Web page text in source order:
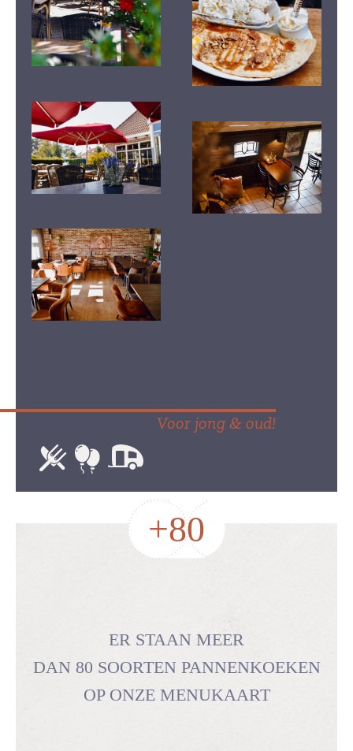
Voor jong & oud!
+80
ER STAAN MEER
DAN 80 SOORTEN PANNENKOEKEN
OP ONZE MENUKAART